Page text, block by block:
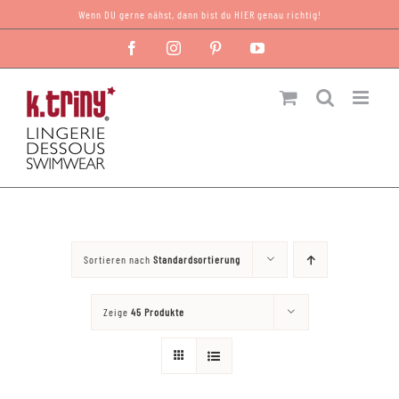
Inhalt
Wenn DU gerne nähst, dann bist du HIER genau richtig!
FacebookInstagramPinterest
Sortieren nach Standardsortierung
Zeige 45 Produkte